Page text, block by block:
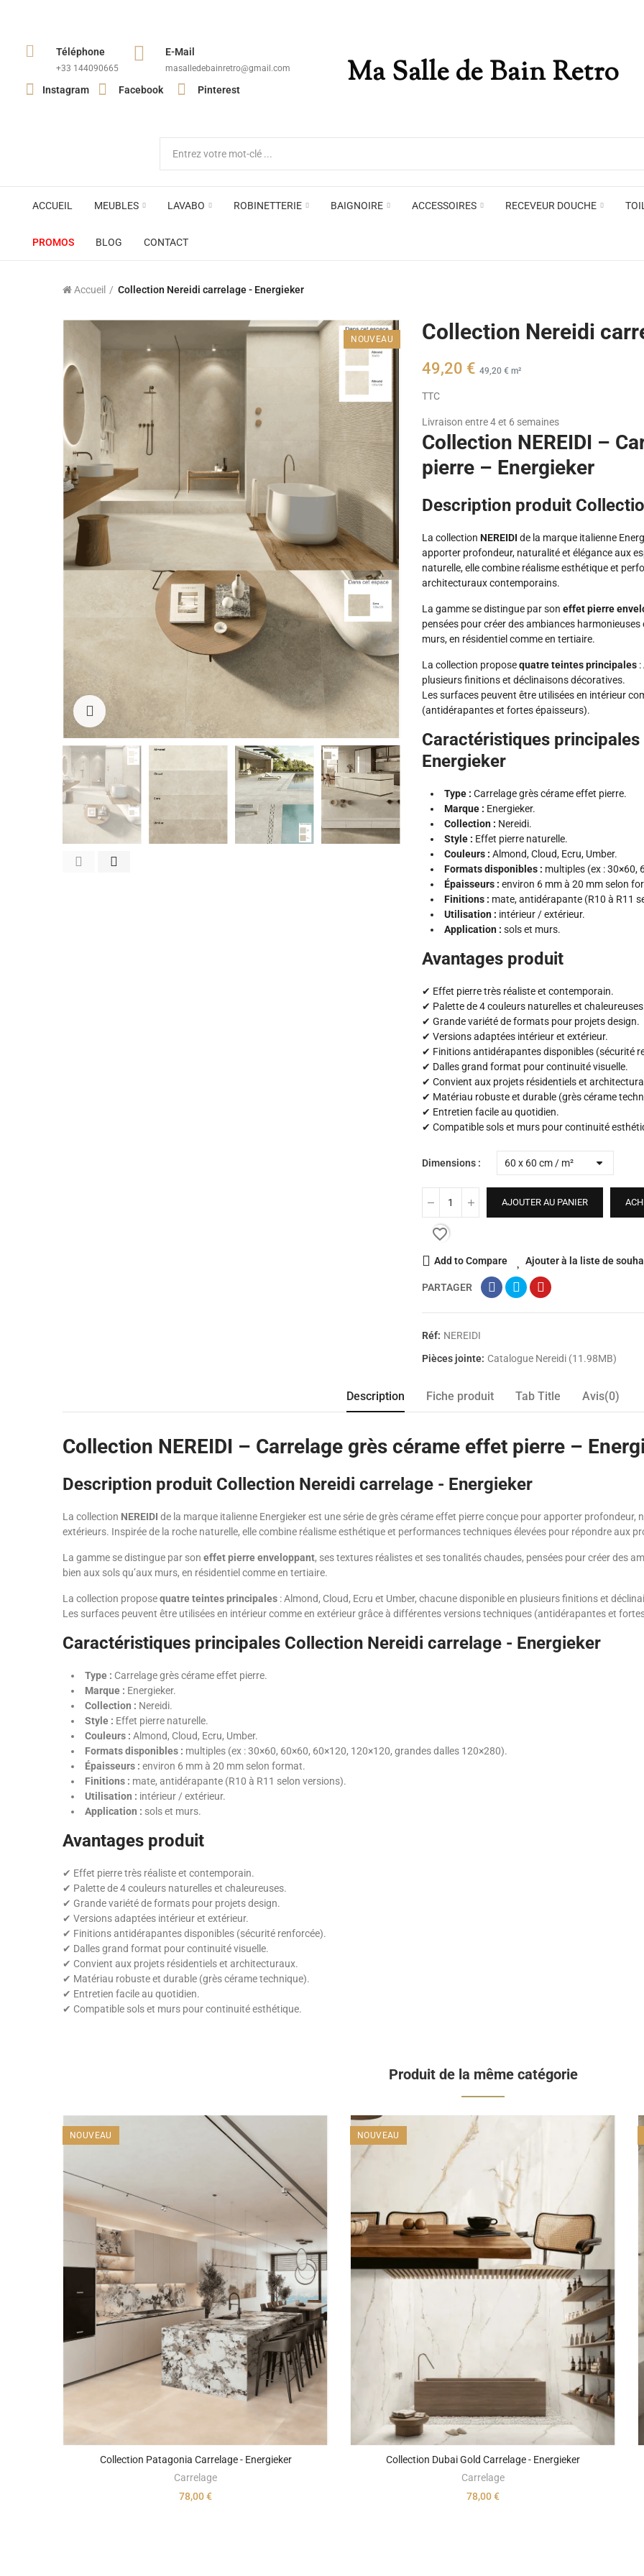
Téléphone
+33 144090665​
E-Mail
masalledebainretro@gmail.com
Instagram Facebook Pinterest Ma Salle de Bain Retro
ACCUEIL MEUBLES LAVABO ROBINETTERIE BAIGNOIRE ACCESSOIRES RECEVEUR DOUCHE
Voir toute la marque →
PROMOS BLOG CONTACT
Appliques murales
Accueil Collection Nereidi carrelage - Energieker
NOUVEAU Collection Nereidi
49,20 € 49,20 € m²
TTC
Livraison entre 4 et 6 semaines
Collection NEREIDI –
pierre – Energieker
Description produit
La collection NEREIDI de la marque italienne
apporter profondeur, naturalité et élégance aux
naturelle, elle combine réalisme esthétique et
architecturaux contemporains.
La gamme se distingue par son effet pierre
pensées pour créer des ambiances
murs, en résidentiel comme en tertiaire.
La collection proposequatre teintes principales
plusieurs finitions et déclinaisons décoratives.
Les surfaces peuvent être utilisées en intérieur
(antidérapantes et fortes épaisseurs).
Caractéristiques
Energieker
Type : Carrelage grès cérame effet pierre.
Marque : Energieker.
Collection : Nereidi.
Style : Effet pierre naturelle.
Couleurs : Almond, Cloud, Ecru, Umber.
Formats disponibles : multiples (ex : 30×60,
Épaisseurs : environ 6 mm à 20 mm selon
Finitions : mate, antidérapante (R10 à R11
Utilisation : intérieur / extérieur.
Application : sols et murs.
Avantages produit
✔ Effet pierre très réaliste et contemporain.
✔ Palette de 4 couleurs naturelles et
✔ Grande variété de formats pour projets design.
✔ Versions adaptées intérieur et extérieur.
✔ Finitions antidérapantes disponibles (sécurité
✔ Dalles grand format pour continuité visuelle.
✔ Convient aux projets résidentiels et
✔ Matériau robuste et durable (grès cérame
✔ Entretien facile au quotidien.
✔ Compatible sols et murs pour continuité
Dimensions
AJOUTER AU PANIER
favorite_border
Add to Compare Ajouter à la liste de
PARTAGER
Réf: NEREIDI
Pièces jointe: Catalogue Nereidi (11.98MB)
Description Fiche produit Tab Title Avis(0)
Collection NEREIDI – Carrelage grès cérame effet pierre –
Description produit Collection Nereidi carrelage - Energieker
La collection NEREIDI de la marque italienne Energiekerest une série de grès cérame effet pierre conçue pour apporter profondeur,
extérieurs. Inspirée de la roche naturelle, elle combine réalisme esthétique et performances techniques élevées pour répondre aux
La gamme se distingue par son effet pierre enveloppant, ses textures réalistes et ses tonalités chaudes, pensées pour créer des
bien aux sols qu’aux murs, en résidentiel comme en tertiaire.
La collection proposequatre teintes principales : Almond, Cloud, Ecru et Umber, chacune disponible en plusieurs finitions et
Les surfaces peuvent être utilisées en intérieur comme en extérieur grâce à différentes versions techniques (antidérapantes et
Caractéristiques principales Collection Nereidi carrelage - Energieker
Type : Carrelage grès cérame effet pierre.
Marque : Energieker.
Collection : Nereidi.
Style : Effet pierre naturelle.
Couleurs : Almond, Cloud, Ecru, Umber.
Formats disponibles : multiples (ex : 30×60, 60×60, 60×120, 120×120, grandes dalles 120×280).
Épaisseurs : environ 6 mm à 20 mm selon format.
Finitions : mate, antidérapante (R10 à R11 selon versions).
Utilisation : intérieur / extérieur.
Application : sols et murs.
Avantages produit
✔ Effet pierre très réaliste et contemporain.
✔ Palette de 4 couleurs naturelles et chaleureuses.
✔ Grande variété de formats pour projets design.
✔ Versions adaptées intérieur et extérieur.
✔ Finitions antidérapantes disponibles (sécurité renforcée).
✔ Dalles grand format pour continuité visuelle.
✔ Convient aux projets résidentiels et architecturaux.
✔ Matériau robuste et durable (grès cérame technique).
✔ Entretien facile au quotidien.
✔ Compatible sols et murs pour continuité esthétique.
Produit de la même catégorie
NOUVEAU
Collection Patagonia Carrelage - Energieker
Carrelage
78,00 €
NOUVEAU
Collection Dubai Gold Carrelage - Energieker
Carrelage
78,00 €